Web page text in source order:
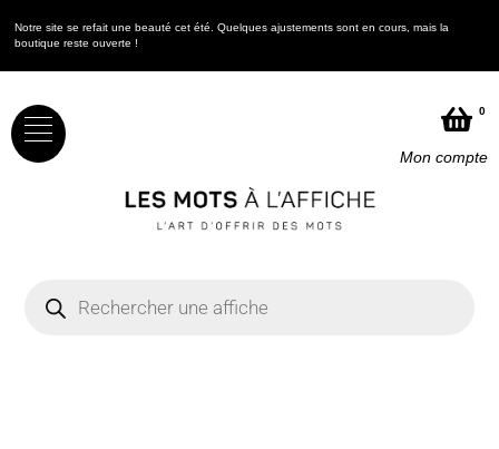
Notre site se refait une beauté cet été. Quelques ajustements sont en cours, mais la
boutique reste ouverte !
0
Mon compte